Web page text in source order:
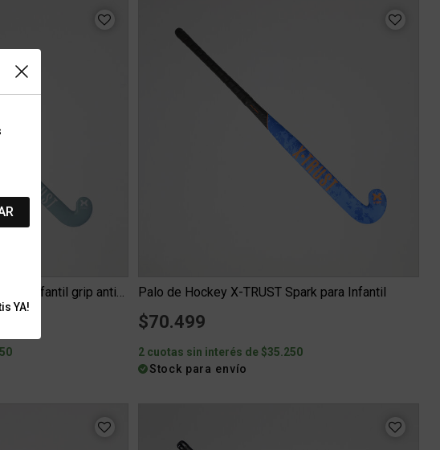
YA!
Palo de Hockey X-TRUST Spark Infantil grip antideslizante Palo de Hockey X-TRUST Spark para Infantil
$70.499
2 cuotas sin interés de $35.250
Stock para envío